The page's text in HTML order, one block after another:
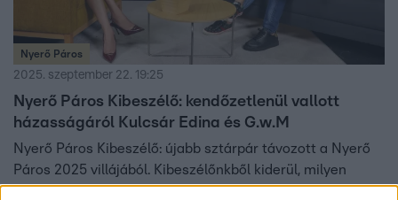
Nyerő Páros
2025. szeptember 22. 19:25
Nyerő Páros Kibeszélő: kendőzetlenül vallott
házasságáról Kulcsár Edina és G.w.M
Nyerő Páros Kibeszélő: újabb sztárpár távozott a Nyerő
Páros 2025 villájából. Kibeszélőnkből kiderül, milyen
élménnyel távoztak a realityből.